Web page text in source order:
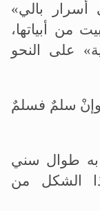
بالي»
من أبياتها،
على النحو
سلمٌ فسلمٌ
به طوال سني
الشكل من